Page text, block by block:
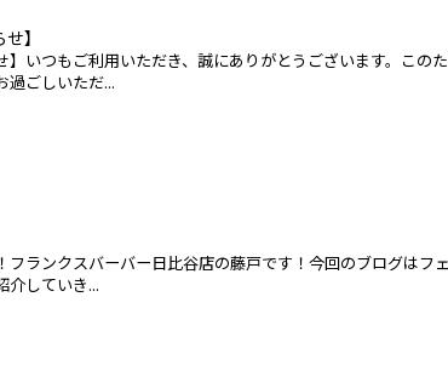
】
】いつもご利用いただき、誠にありがとうございます。このた
過ごしいただ...
フランクスバーバー日比谷店の藤戸です！今回のブログはフ
介していき...